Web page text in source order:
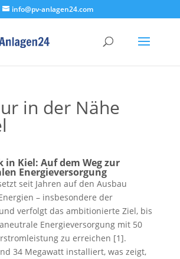
info@pv-anlagen24.com
in der Nähe
Kiel: Auf dem Weg zur
Energieversorgung
seit Jahren auf den Ausbau
– insbesondere der
verfolgt das ambitionierte Ziel, bis
Energieversorgung mit 50
zu erreichen [1].
34 Megawatt installiert, was zeigt,